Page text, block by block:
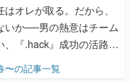
・松山 洋に流れる血は
色だった【若ゲのいた
〜の記事一覧